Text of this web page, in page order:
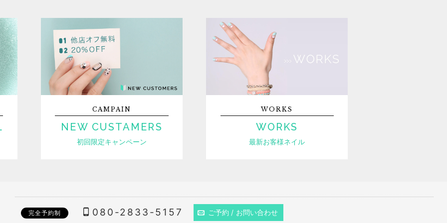
CAMPAIN
NEW CUSTAMERS
初回限定キャンペーン
WORKS
WORKS
最新お客様ネイル
完全予約制 080-2833-5157 ご予約 / お問い合わせ